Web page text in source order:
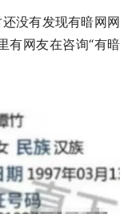
没有发现有暗网网
有网友在咨询“有暗